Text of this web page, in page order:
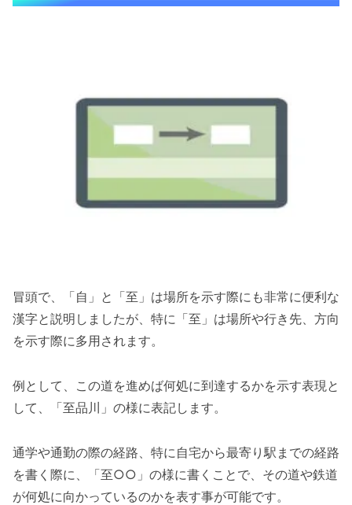
冒頭で、「自」と「至」は場所を示す際にも非常に便利な
漢字と説明しましたが、特に「至」は場所や行き先、方向
を示す際に多用されます。
例として、この道を進めば何処に到達するかを示す表現と
して、「至品川」の様に表記します。
通学や通勤の際の経路、特に自宅から最寄り駅までの経路
を書く際に、「至○○」の様に書くことで、その道や鉄道
が何処に向かっているのかを表す事が可能です。